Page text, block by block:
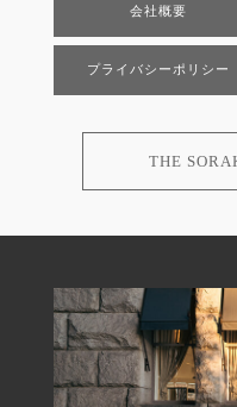
会社概要
プライバシーポリシー
THE